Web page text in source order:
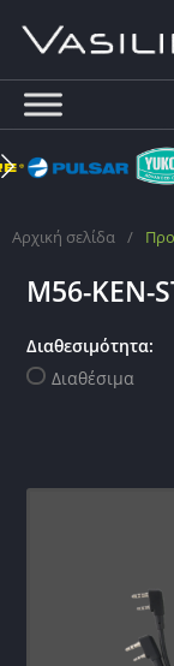
Αρχική σελίδα /
M56-KEN-
Διαθεσιμότητα:
Διαθέσιμα